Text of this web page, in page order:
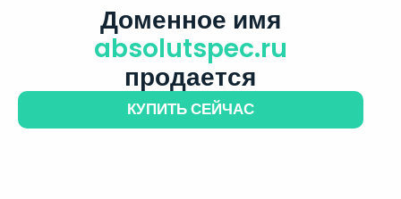
Доменное имя
absolutspec.ru
продается
КУПИТЬ СЕЙЧАС